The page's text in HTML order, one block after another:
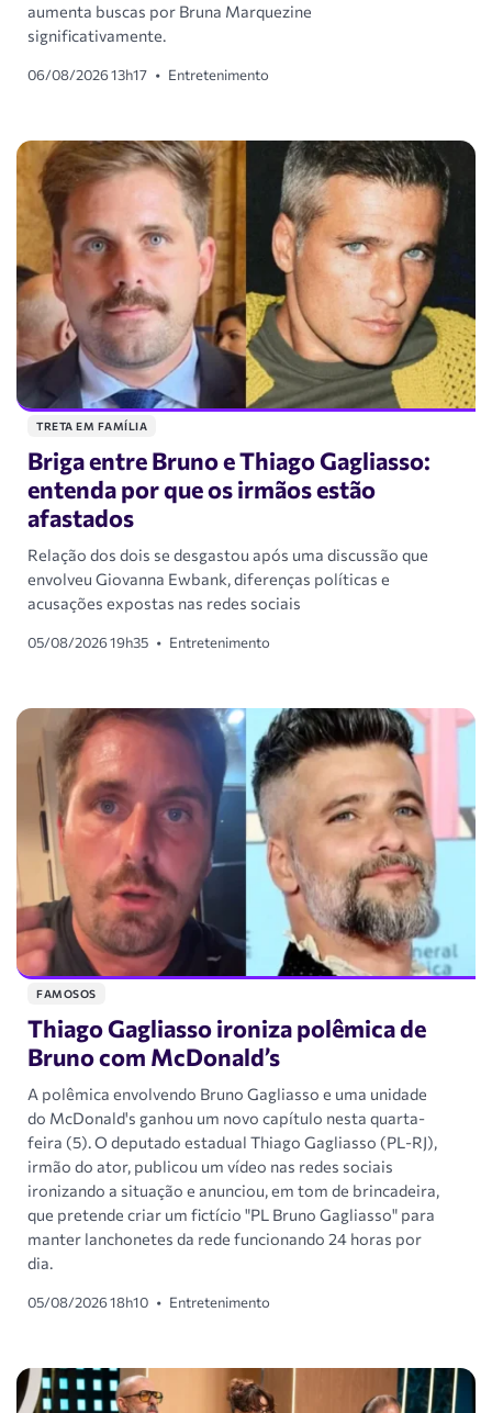
aumenta buscas por Bruna Marquezine
significativamente.
06/08/2026 13h17 • Entretenimento
TRETA EM FAMÍLIA
Briga entre Bruno e Thiago Gagliasso:
entenda por que os irmãos estão
afastados
Relação dos dois se desgastou após uma discussão que
envolveu Giovanna Ewbank, diferenças políticas e
acusações expostas nas redes sociais
05/08/2026 19h35 • Entretenimento
FAMOSOS
Thiago Gagliasso ironiza polêmica de
Bruno com McDonald’s
A polêmica envolvendo Bruno Gagliasso e uma unidade
do McDonald's ganhou um novo capítulo nesta quarta-
feira (5). O deputado estadual Thiago Gagliasso (PL-RJ),
irmão do ator, publicou um vídeo nas redes sociais
ironizando a situação e anunciou, em tom de brincadeira,
que pretende criar um fictício "PL Bruno Gagliasso" para
manter lanchonetes da rede funcionando 24 horas por
dia.
05/08/2026 18h10 • Entretenimento